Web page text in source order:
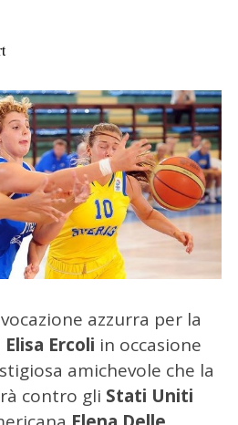
azzurra per la
Elisa Ercoli in occasione
amichevole che la
contro gli Stati Uniti